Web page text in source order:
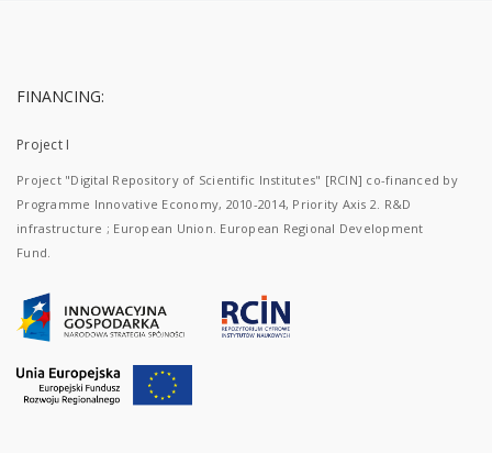
FINANCING:
Project I
Project "Digital Repository of Scientific Institutes" [RCIN] co-financed by
Programme Innovative Economy, 2010-2014, Priority Axis 2. R&D
infrastructure ; European Union. European Regional Development
Fund.